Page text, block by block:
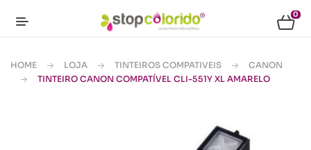
0
HOME LOJA TINTEIROS COMPATIVEIS
CANON
TINTEIRO CANON COMPATÍVEL CLI-551Y XL AMARELO